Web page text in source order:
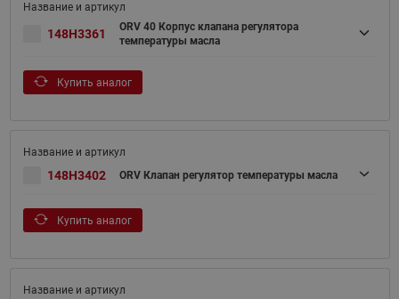
148H3361
ORV 40 Корпус клапана регулятора
температуры масла
Купить аналог
148H3402 ORV Клапан регулятор температуры масла
Купить аналог